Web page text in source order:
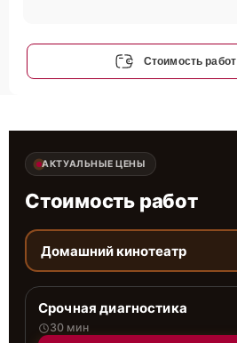
Стоимость работ
АКТУАЛЬНЫЕ ЦЕНЫ
Стоимость работ
Домашний кинотеатр
Срочная диагностика
30 мин